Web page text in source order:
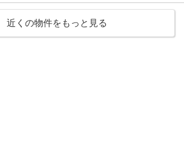
近くの物件をもっと見る